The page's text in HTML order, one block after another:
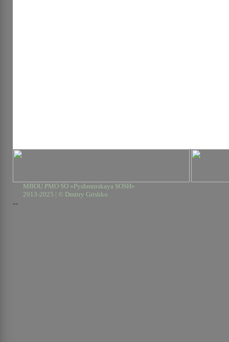
MBOU PMO SO «Pyshminskaya SOSH»
2013-2025 | © Dmitry Grishko
--